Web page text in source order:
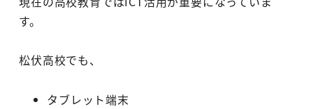
す。
松伏高校でも、
タブレット端末